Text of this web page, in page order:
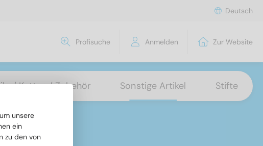
Deutsch
Profisuche Anmelden Zur Website
/ Ketten / Zubehör Sonstige Artikel Stifte
unsere
ein
zu den von